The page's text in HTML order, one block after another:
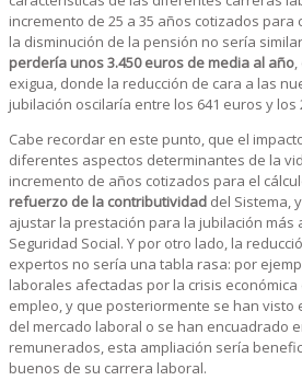
incremento de 25 a 35 años cotizados
la disminución de la pensión no sería
perdería unos 3.450 euros de media al año
exigua, donde la reducción de cara a las
jubilación oscilaría entre los 641 euros y los
Cabe recordar en este punto, que el
diferentes aspectos determinantes de la
incremento de años cotizados para el
refuerzo de la contributividad del Sistema,
ajustar la prestación para la jubilación más
Seguridad Social. Y por otro lado, la
expertos no sería una tabla rasa: por
laborales afectadas por la crisis
empleo, y que posteriormente se han visto
del mercado laboral o se han encuadrado
remunerados, esta ampliación sería
buenos de su carrera laboral.